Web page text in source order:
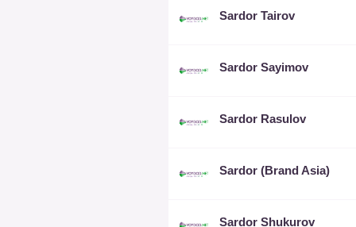
Sardor Tairov
Sardor Sayimov
Sardor Rasulov
Sardor (Brand Asia)
Sardor Shukurov